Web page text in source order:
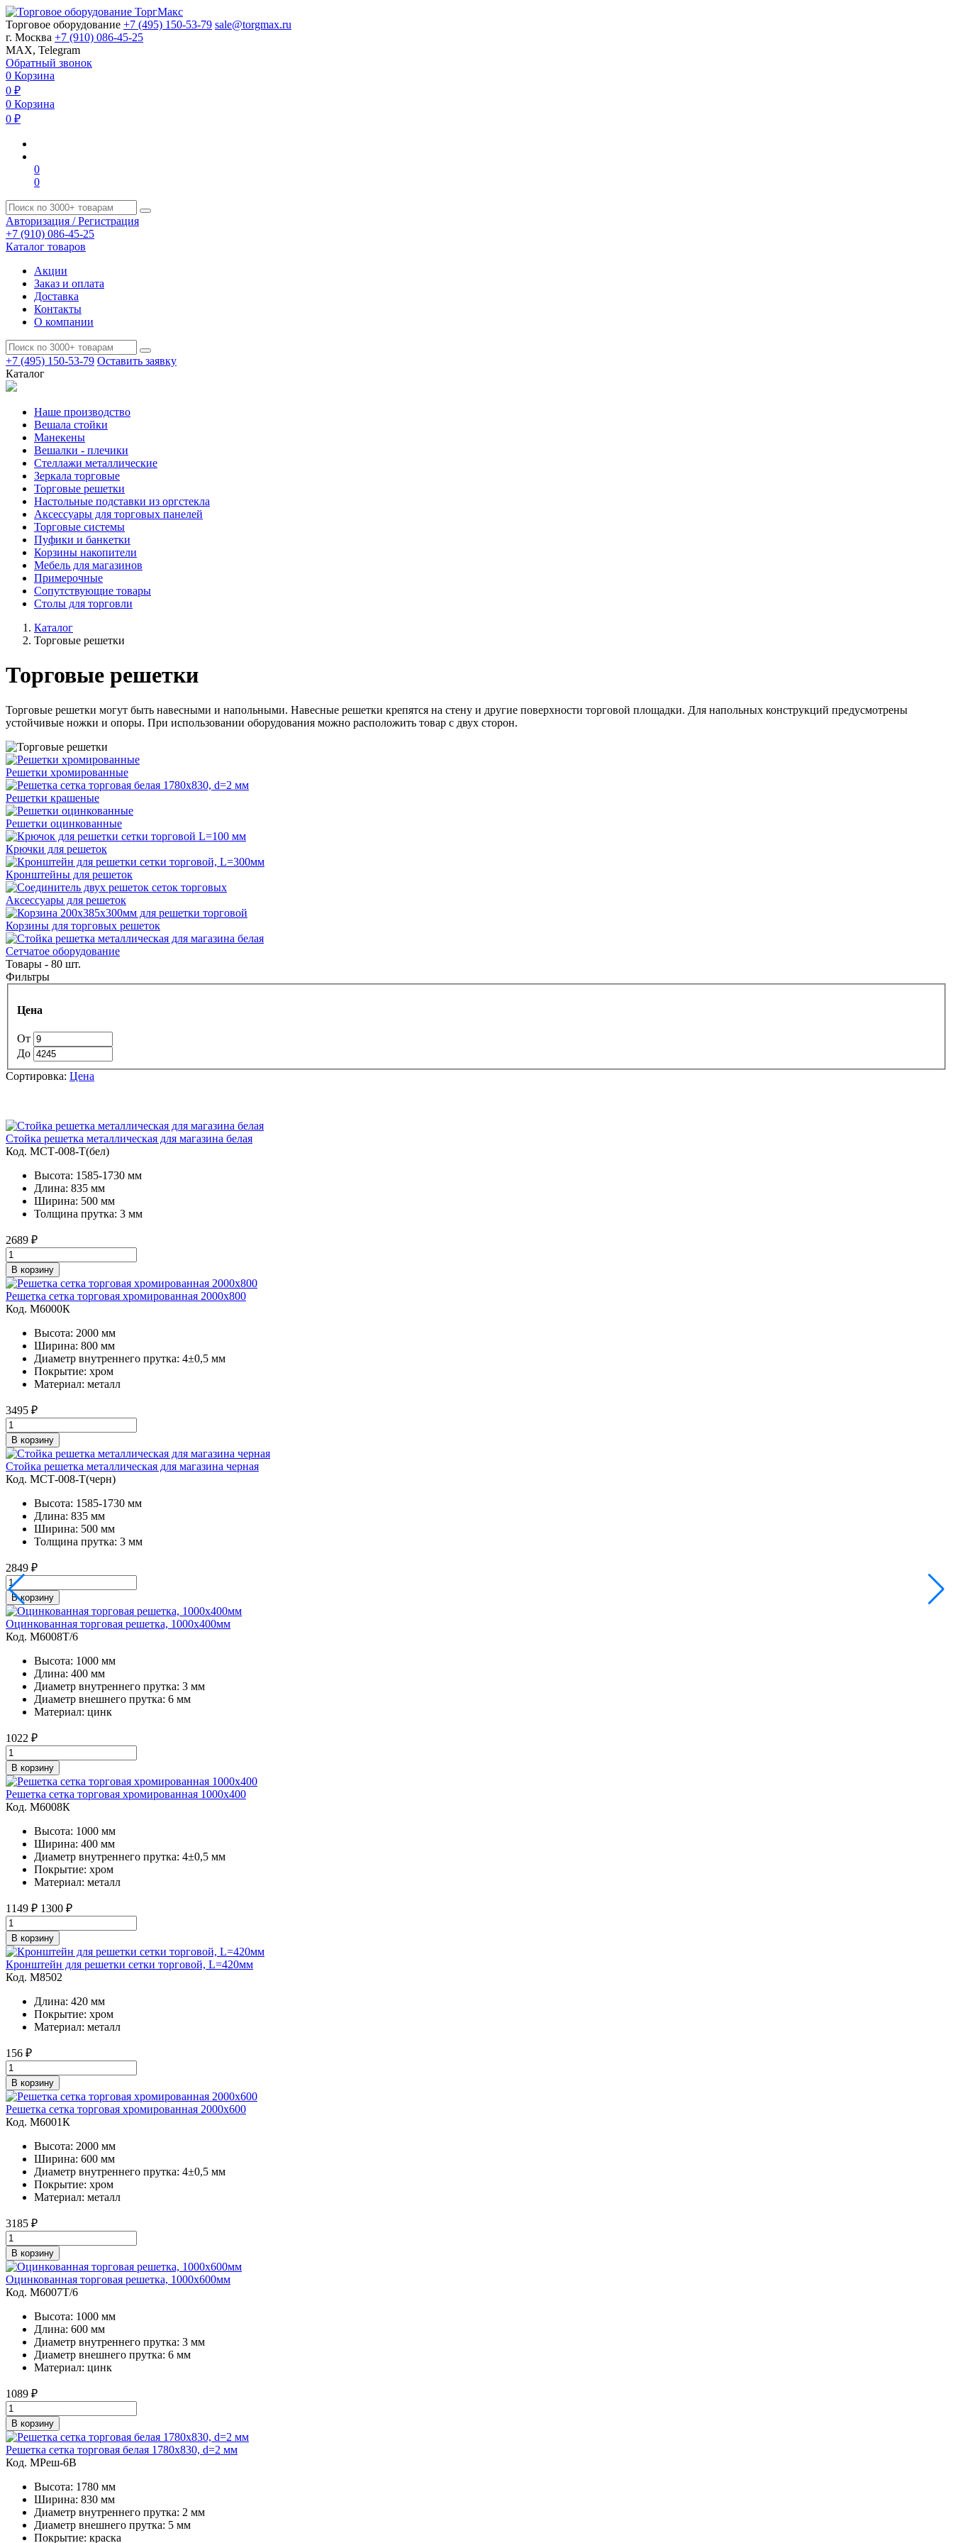
Торговое оборудование +7 (495) 150-53-79 sale@torgmax.ru
г. Москва +7 (910) 086-45-25
MAX, Telegram
Обратный звонок
0 Корзина
0 ₽
0 Корзина
0 ₽
0
0
Авторизация / Регистрация
+7 (910) 086-45-25
Каталог товаров
Акции
Заказ и оплата
Доставка
Контакты
О компании
+7 (495) 150-53-79 Оставить заявку
Каталог
Наше производство
Вешала стойки
Манекены
Вешалки - плечики
Стеллажи металлические
Зеркала торговые
Торговые решетки
Настольные подставки из оргстекла
Аксессуары для торговых панелей
Торговые системы
Пуфики и банкетки
Корзины накопители
Мебель для магазинов
Примерочные
Сопутствующие товары
Столы для торговли
Каталог
Торговые решетки
Торговые решетки
Торговые решетки могут быть навесными и напольными. Навесные решетки крепятся на стену и другие поверхности торговой площадки. Для напольных конструкций предусмотрены
устойчивые ножки и опоры. При использовании оборудования можно расположить товар с двух сторон.
Решетки хромированные
Решетки крашеные
Решетки оцинкованные
Крючки для решеток
Кронштейны для решеток
Аксессуары для решеток
Корзины для торговых решеток
Сетчатое оборудование
Товары - 80 шт.
Фильтры
Цена
От
До
Сортировка: Цена
Стойка решетка металлическая для магазина белая
Код. MСТ-008-Т(бел)
Высота: 1585-1730 мм
Длина: 835 мм
Ширина: 500 мм
Толщина прутка: 3 мм
2689 ₽
В корзину
Решетка сетка торговая хромированная 2000х800
Код. M6000К
Высота: 2000 мм
Ширина: 800 мм
Диаметр внутреннего прутка: 4±0,5 мм
Покрытие: хром
Материал: металл
3495 ₽
В корзину
Стойка решетка металлическая для магазина черная
Код. MСТ-008-Т(черн)
Высота: 1585-1730 мм
Длина: 835 мм
Ширина: 500 мм
Толщина прутка: 3 мм
2849 ₽
В корзину
Оцинкованная торговая решетка, 1000х400мм
Код. M6008Т/6
Высота: 1000 мм
Длина: 400 мм
Диаметр внутреннего прутка: 3 мм
Диаметр внешнего прутка: 6 мм
Материал: цинк
1022 ₽
В корзину
Решетка сетка торговая хромированная 1000х400
Код. M6008К
Высота: 1000 мм
Ширина: 400 мм
Диаметр внутреннего прутка: 4±0,5 мм
Покрытие: хром
Материал: металл
1149 ₽ 1300 ₽
В корзину
Кронштейн для решетки сетки торговой, L=420мм
Код. M8502
Длина: 420 мм
Покрытие: хром
Материал: металл
156 ₽
В корзину
Решетка сетка торговая хромированная 2000х600
Код. M6001К
Высота: 2000 мм
Ширина: 600 мм
Диаметр внутреннего прутка: 4±0,5 мм
Покрытие: хром
Материал: металл
3185 ₽
В корзину
Оцинкованная торговая решетка, 1000х600мм
Код. M6007Т/6
Высота: 1000 мм
Длина: 600 мм
Диаметр внутреннего прутка: 3 мм
Диаметр внешнего прутка: 6 мм
Материал: цинк
1089 ₽
В корзину
Решетка сетка торговая белая 1780х830, d=2 мм
Код. MРеш-6В
Высота: 1780 мм
Ширина: 830 мм
Диаметр внутреннего прутка: 2 мм
Диаметр внешнего прутка: 5 мм
Покрытие: краска